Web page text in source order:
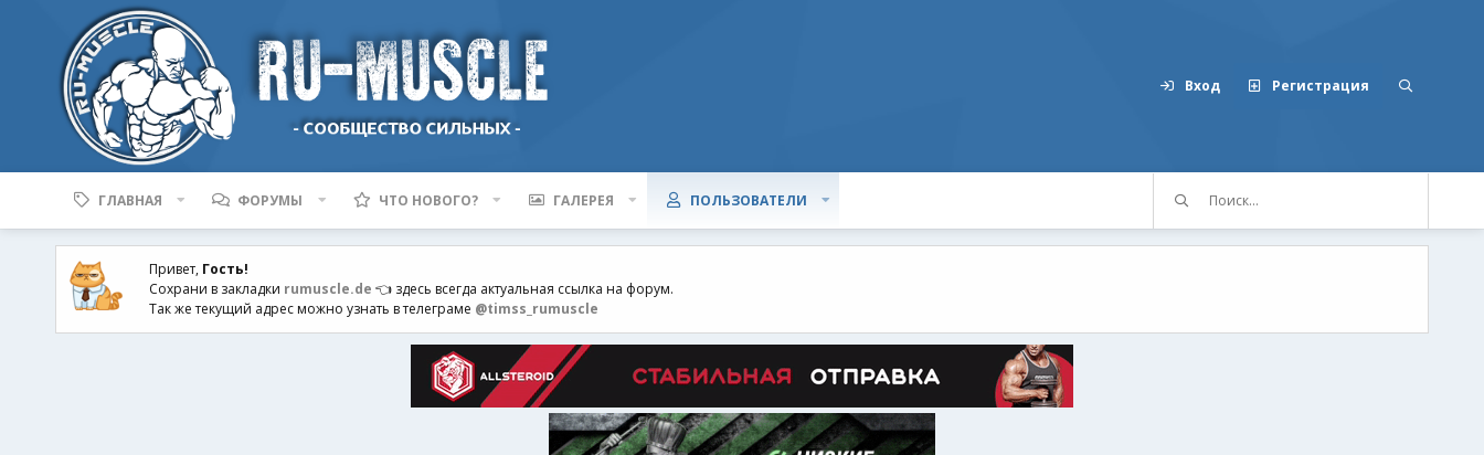
Вход Регистрация
ГЛАВНАЯ ФОРУМЫ ЧТО НОВОГО? ГАЛЕРЕЯ ПОЛЬЗОВАТЕЛИ
Привет, Гость!
Сохрани в закладки rumuscle.de 👈 здесь всегда актуальная ссылка на форум.
Так же текущий адрес можно узнать в телеграме @timss_rumuscle